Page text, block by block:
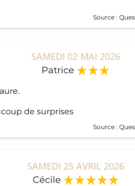
Source :
SAMEDI 02 MAI 2026
Patrice
de surprises
Source :
SAMEDI 25 AVRIL 2026
Cécile